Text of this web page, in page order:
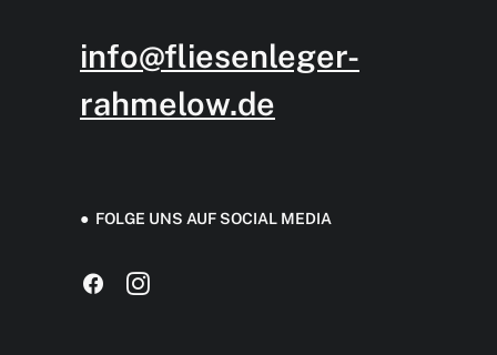
info@fliesenleger-
rahmelow.de
● FOLGE UNS AUF SOCIAL MEDIA